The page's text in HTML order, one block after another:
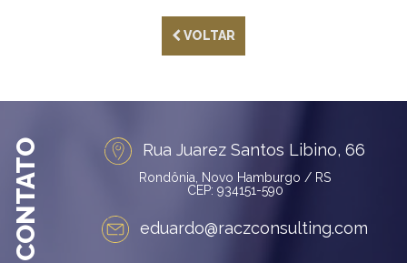
VOLTAR
CONTATO Rua Juarez Santos Libino, 66
Rondônia, Novo Hamburgo / RS
CEP: 934151-590
eduardo@raczconsulting.com